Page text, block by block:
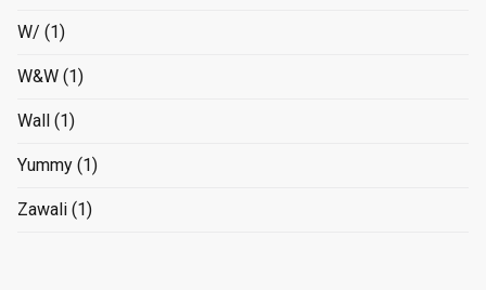
W/ (1)
W&W (1)
Wall (1)
Yummy (1)
Zawali (1)